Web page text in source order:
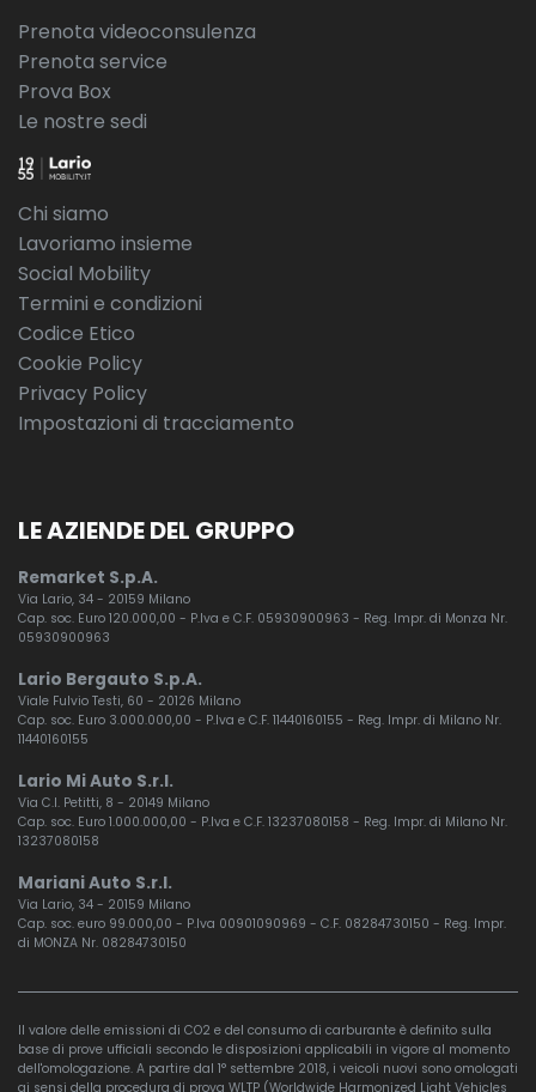
Prenota videoconsulenza
Prenota service
Prova Box
Le nostre sedi
Chi siamo
Lavoriamo insieme
Social Mobility
Termini e condizioni
Codice Etico
Cookie Policy
Privacy Policy
Impostazioni di tracciamento
LE AZIENDE DEL GRUPPO
Remarket S.p.A.
Via Lario, 34 - 20159 Milano
Cap. soc. Euro 120.000,00 - P.Iva e C.F. 05930900963 - Reg. Impr. di Monza Nr.
05930900963
Lario Bergauto S.p.A.
Viale Fulvio Testi, 60 - 20126 Milano
Cap. soc. Euro 3.000.000,00 - P.Iva e C.F. 11440160155 - Reg. Impr. di Milano Nr.
11440160155
Lario Mi Auto S.r.l.
Via C.I. Petitti, 8 - 20149 Milano
Cap. soc. Euro 1.000.000,00 - P.Iva e C.F. 13237080158 - Reg. Impr. di Milano Nr.
13237080158
Mariani Auto S.r.l.
Via Lario, 34 - 20159 Milano
Cap. soc. euro 99.000,00 - P.Iva 00901090969 - C.F. 08284730150 - Reg. Impr.
di MONZA Nr. 08284730150
Il valore delle emissioni di CO2 e del consumo di carburante è definito sulla
base di prove ufficiali secondo le disposizioni applicabili in vigore al momento
dell'omologazione. A partire dal 1° settembre 2018, i veicoli nuovi sono omologati
ai sensi della procedura di prova WLTP (Worldwide Harmonized Light Vehicles